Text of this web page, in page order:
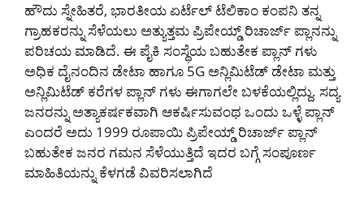
ಹೌದು ಸ್ನೇಹಿತರೆ, ಭಾರತೀಯ ಏರ್ಟೆಲ್ ಟೆಲಿಕಾಂ ಕಂಪನಿ ತನ್ನ
ಗ್ರಾಹಕರನ್ನು ಸೆಳೆಯಲು ಅತ್ಯುತ್ತಮ ಪ್ರಿಪೇಯ್ಡ್ ರಿಚಾರ್ಜ್ ಪ್ಲಾನನ್ನು
ಪರಿಚಯ ಮಾಡಿದೆ. ಈ ಪೈಕಿ ಸಂಸ್ಥೆಯ ಬಹುತೇಕ ಪ್ಲಾನ್ ಗಳು
ಅಧಿಕ ದೈನಂದಿನ ಡೇಟಾ ಹಾಗೂ 5G ಅನ್ಲಿಮಿಟೆಡ್ ಡೇಟಾ ಮತ್ತು
ಅನ್ಲಿಮಿಟೆಡ್ ಕರೆಗಳ ಪ್ಲಾನ್ ಗಳು ಈಗಾಗಲೇ ಬಳಕೆಯಲ್ಲಿದ್ದು. ಸದ್ಯ
ಜನರನ್ನು ಅತ್ಯಾಕರ್ಷಕವಾಗಿ ಆಕರ್ಷಿಸುವಂಥ ಒಂದು ಒಳ್ಳೆ ಪ್ಲಾನ್
ಎಂದರೆ ಅದು 1999 ರೂಪಾಯಿ ಪ್ರಿಪೇಯ್ಡ್ ರಿಚಾರ್ಜ್ ಪ್ಲಾನ್
ಬಹುತೇಕ ಜನರ ಗಮನ ಸೆಳೆಯುತ್ತಿದೆ ಇದರ ಬಗ್ಗೆ ಸಂಪೂರ್ಣ
ಮಾಹಿತಿಯನ್ನು ಕೆಳಗಡೆ ವಿವರಿಸಲಾಗಿದೆ